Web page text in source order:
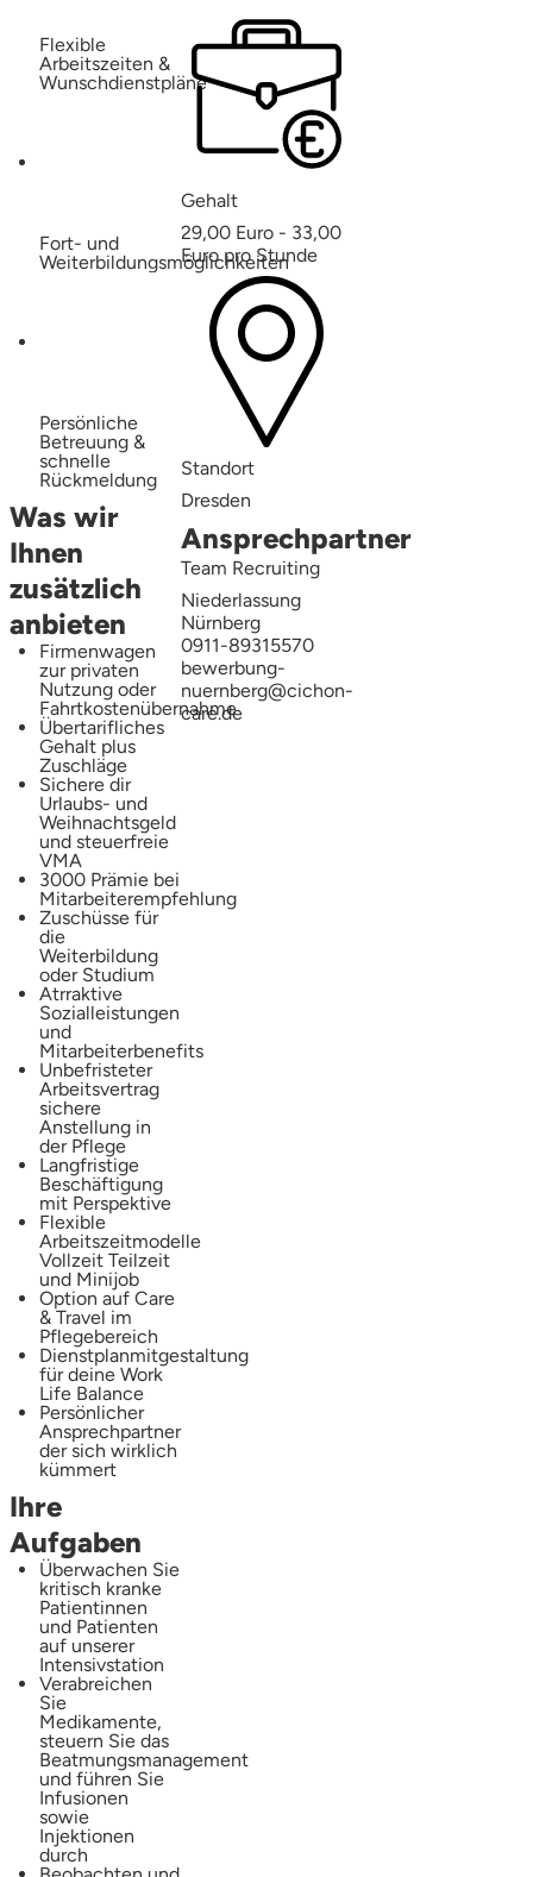
Flexible
Arbeitszeiten &
Wunschdienstpläne
Fort- und
Weiterbildungsmöglichkeiten
Persönliche
Betreuung &
schnelle
Rückmeldung
Was wir
Ihnen
zusätzlich
anbieten
Firmenwagen
zur privaten
Nutzung oder
Fahrtkostenübernahme
Übertarifliches
Gehalt plus
Zuschläge
Sichere dir
Urlaubs- und
Weihnachtsgeld
und steuerfreie
VMA
3000 Prämie bei
Mitarbeiterempfehlung
Zuschüsse für
die
Weiterbildung
oder Studium
Atrraktive
Sozialleistungen
und
Mitarbeiterbenefits
Unbefristeter
Arbeitsvertrag
sichere
Anstellung in
der Pflege
Langfristige
Beschäftigung
mit Perspektive
Flexible
Arbeitszeitmodelle
Vollzeit Teilzeit
und Minijob
Option auf Care
& Travel im
Pflegebereich
Dienstplanmitgestaltung
für deine Work
Life Balance
Persönlicher
Ansprechpartner
der sich wirklich
kümmert
Ihre
Aufgaben
Überwachen Sie
kritisch kranke
Patientinnen
und Patienten
auf unserer
Intensivstation
Verabreichen
Sie
Medikamente,
steuern Sie das
Beatmungsmanagement
und führen Sie
Infusionen
sowie
Injektionen
durch
Gehalt
29,00 Euro - 33,00
Euro pro Stunde
Standort
Dresden
Ansprechpartner
Team Recruiting
Niederlassung
Nürnberg
0911-89315570
bewerbung-
nuernberg@cichon-
care.de